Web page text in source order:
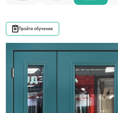
Пройти обучение